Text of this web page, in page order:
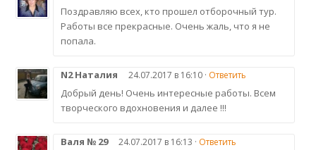
Поздравляю всех, кто прошел отборочный тур.
Работы все прекрасные. Очень жаль, что я не
попала.
N2 Наталия 24.07.2017 в 16:10 · Ответить
Добрый день! Очень интересные работы. Всем
творческого вдохновения и далее !!!
Валя № 29 24.07.2017 в 16:13 · Ответить